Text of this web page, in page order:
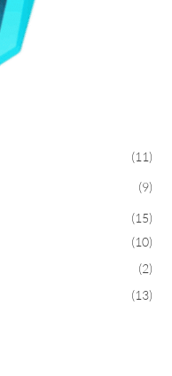
(11)
(9)
(15)
(10)
(2)
(13)